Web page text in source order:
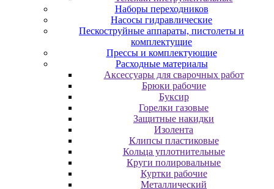
Наборы переходников
Насосы гидравлические
Пескоструйные аппараты, пистолеты и
комплектущие
Прессы и комплектующие
Расходные материалы
Аксессуары для сварочных работ
Брюки рабочие
Буксир
Горелки газовые
Защитные накидки
Изолента
Клипсы пластиковые
Кольца уплотнительные
Круги полировальные
Куртки рабочие
Металлический